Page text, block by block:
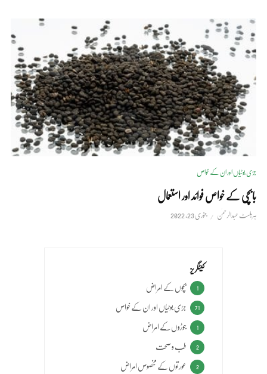
جڑی بوٹیاں اور ان کے خواص
بابچی کے خواص فوائد اور استعمال
ہربلسٹ عبدالرحمٰن جنوری 23, 2022
کیٹگریز
بچوں کے امراض 1
جڑی بوٹیاں اور ان کے خواص 71
جوڑوں کے امراض 1
طب و صحت 2
عورتوں کے مخصوص امراض 2